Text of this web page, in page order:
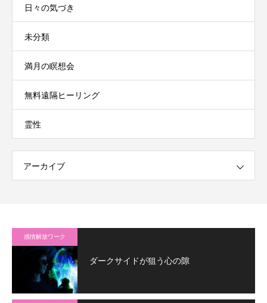
日々の気づき
未分類
満月の瞑想会
無料遠隔ヒーリング
霊性
アーカイブ
感情解放ワーク
ダークサイドが狙う心の隙